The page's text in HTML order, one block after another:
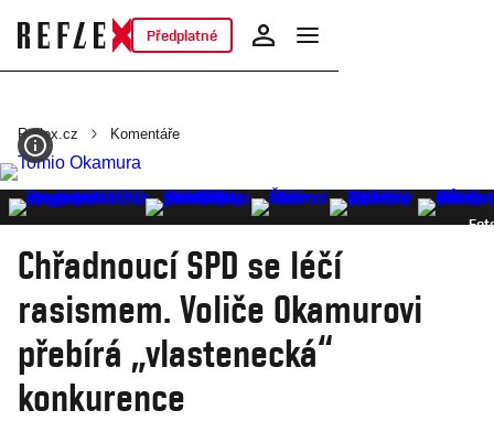
Předplatné
Reflex.cz Komentáře
Chřadnoucí SPD se léčí
rasismem. Voliče Okamurovi
přebírá „vlastenecká“
konkurence